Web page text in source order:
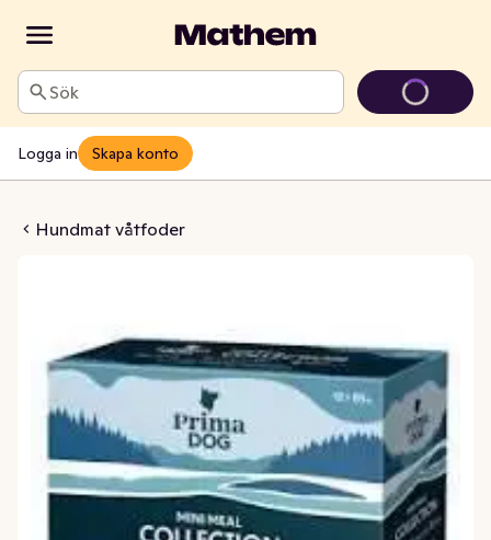
Sök
Logga in Skapa konto
Hundmat våtfoder
för Hundar 12-p